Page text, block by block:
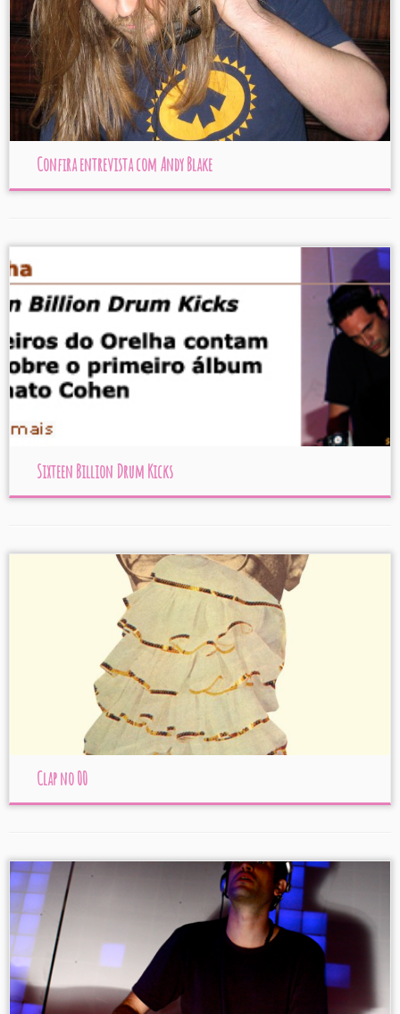
Confira entrevista com Andy Blake
Sixteen Billion Drum Kicks
Clap no 00